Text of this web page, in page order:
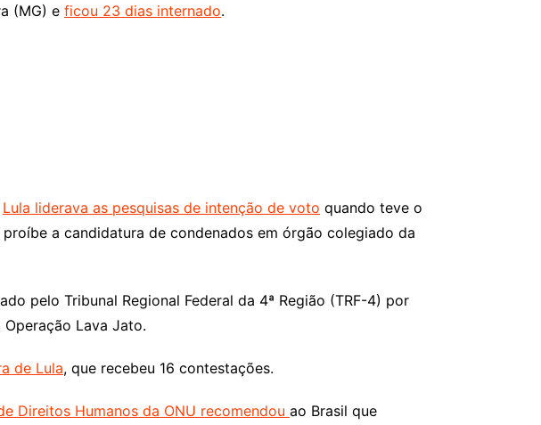
(MG) e ficou 23 dias internado.
Lula liderava as pesquisas de intenção de voto quando teve o
a candidatura de condenados em órgão colegiado da
pelo Tribunal Regional Federal da 4ª Região (TRF-4) por
Lava Jato.
de Lula, que recebeu 16 contestações.
Direitos Humanos da ONU recomendou ao Brasil que